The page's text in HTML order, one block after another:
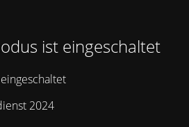
ist eingeschaltet
2024